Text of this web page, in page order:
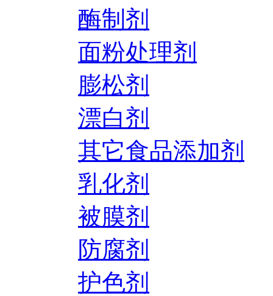
酶制剂
面粉处理剂
膨松剂
漂白剂
其它食品添加剂
乳化剂
被膜剂
防腐剂
护色剂